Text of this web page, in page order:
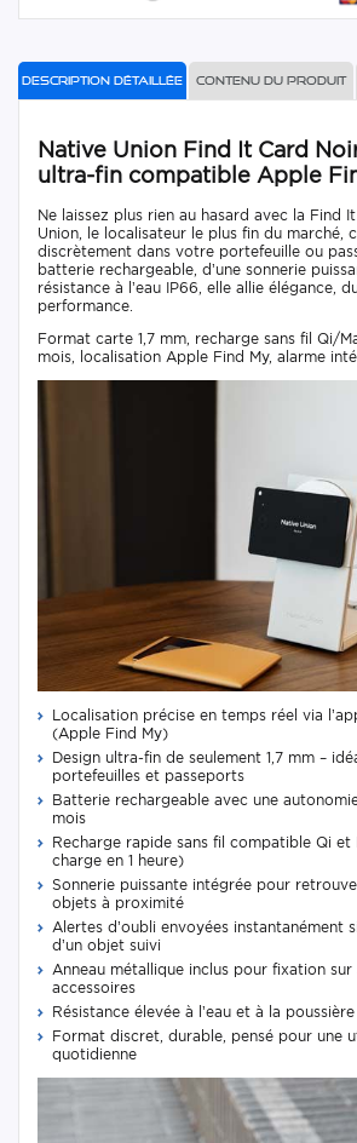
Description détaillée Contenu du produit
Native Union Find It Card
ultra-fin compatible Apple
Ne laissez plus rien au hasard avec la Find
Union, le localisateur le plus fin du marché,
discrètement dans votre portefeuille ou
batterie rechargeable, d’une sonnerie
résistance à l’eau IP66, elle allie élégance,
performance.
Format carte 1,7 mm, recharge sans fil Qi/
mois, localisation Apple Find My, alarme
Localisation précise en temps réel via
(Apple Find My)
Design ultra-fin de seulement 1,7 mm –
portefeuilles et passeports
Batterie rechargeable avec une
mois
Recharge rapide sans fil compatible Qi et
charge en 1 heure)
Sonnerie puissante intégrée pour
objets à proximité
Alertes d’oubli envoyées instantanément
d’un objet suivi
Anneau métallique inclus pour fixation sur
accessoires
Résistance élevée à l’eau et à la
Format discret, durable, pensé pour une
quotidienne